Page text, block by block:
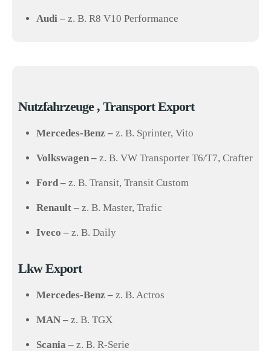
Audi – z. B. R8 V10 Performance
Nutzfahrzeuge , Transport Export
Mercedes-Benz – z. B. Sprinter, Vito
Volkswagen – z. B. VW Transporter T6/T7, Crafter
Ford – z. B. Transit, Transit Custom
Renault – z. B. Master, Trafic
Iveco – z. B. Daily
Lkw Export
Mercedes-Benz – z. B. Actros
MAN – z. B. TGX
Scania – z. B. R-Serie